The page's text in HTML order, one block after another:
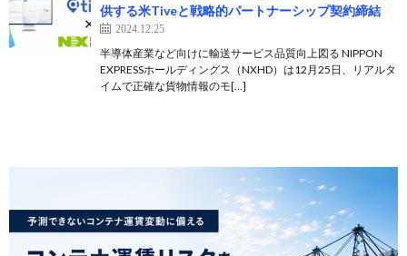
供する米Tiveと戦略的パートナーシップ契約締結
2024.12.25
半導体産業など向けに輸送サービス品質向上図る NIPPON
EXPRESSホールディングス（NXHD）は12月25日、リアルタ
イムで正確な貨物情報のモ[…]